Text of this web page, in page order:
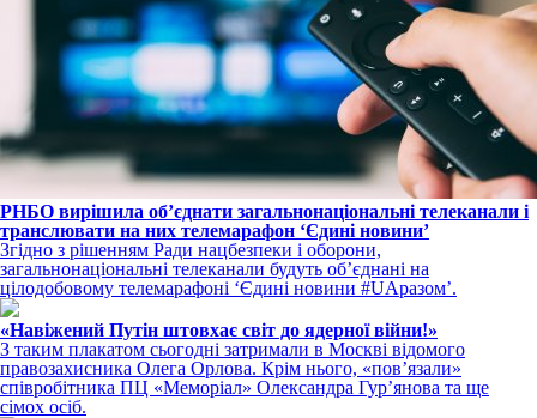
РНБО вирішила об’єднати загальнонаціональні телеканали і
транслювати на них телемарафон ‘Єдині новини’
Згідно з рішенням Ради нацбезпеки і оборони,
загальнонаціональні телеканали будуть об’єднані на
цілодобовому телемарафоні ‘Єдині новини #UАразом’.
«Навіжений Путін штовхає світ до ядерної війни!»
З таким плакатом сьогодні затримали в Москві відомого
правозахисника Олега Орлова. Крім нього, «пов’язали»
співробітника ПЦ «Меморіал» Олександра Гур’янова та ще
сімох осіб.